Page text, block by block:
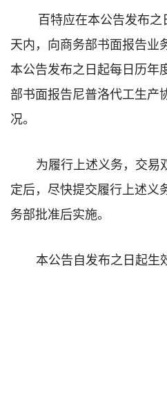
百特应在本公告发布
天内，向商务部书面报告业
本公告发布之日起每日历年
部书面报告尼普洛代工生产
况。
为履行上述义务，交易
定后，尽快提交履行上述义
务部批准后实施。
本公告自发布之日起生